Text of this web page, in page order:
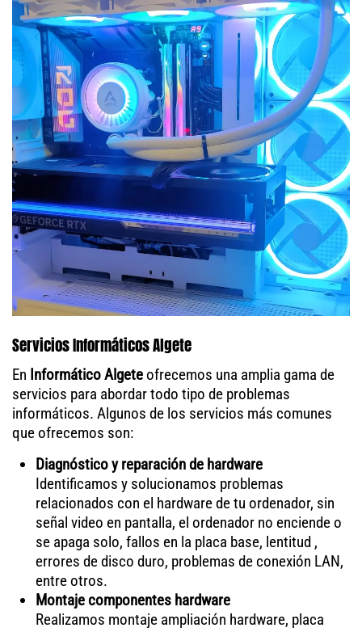
Servicios Informáticos Algete
En Informático Algeteofrecemos una amplia gama de
servicios para abordar todo tipo de problemas
informáticos. Algunos de los servicios más comunes
que ofrecemos son:
Diagnóstico y reparación de hardware
Identificamos y solucionamos problemas
relacionados con el hardware de tu ordenador, sin
señal video en pantalla, el ordenador no enciende o
se apaga solo, fallos en la placa base, lentitud ,
errores de disco duro, problemas de conexión LAN,
entre otros.
Montaje componentes hardware
Realizamos montaje ampliación hardware, placa